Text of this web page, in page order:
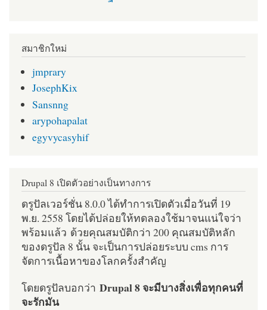
สมาชิกใหม่
jmprary
JosephKix
Sansnng
arypohapalat
egyvycasyhif
Drupal 8 เปิดตัวอย่างเป็นทางการ
ดรูปัลเวอร์ชั่น 8.0.0 ได้ทำการเปิดตัวเมื่อวันที่ 19
พ.ย. 2558 โดยได้ปล่อยให้ทดลองใช้มาจนแน่ใจว่า
พร้อมแล้ว ด้วยคุณสมบัติกว่า 200 คุณสมบัติหลัก
ของดรูปัล 8 นั้น จะเป็นการปล่อยระบบ cms การ
จัดการเนื้อหาของโลกครั้งสำคัญ
โดยดรูปัลบอกว่า Drupal 8 จะมีบางสิ่งเพื่อทุกคนที่
จะรักมัน